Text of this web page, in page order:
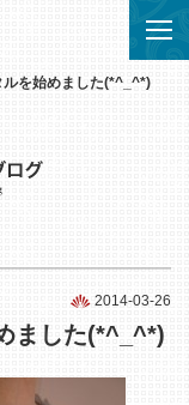
ルを始めました(*^_^*)
2014-03-26
ました(*^_^*)